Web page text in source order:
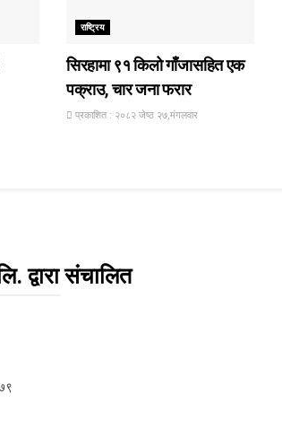
राष्ट्रिय
सिरहामा ९१ किलो गाँजासहित एक
पक्राउ, चार जना फरार
प्रकाशित : २०८२ जेष्ठ २७,मंगलवार
द्वारा संचालित